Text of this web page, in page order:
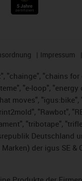
Impressum
"chainge", "chains
"e-loop",
moves",
"Rawbot",
"tribotape",
Deutschland
der igus SE